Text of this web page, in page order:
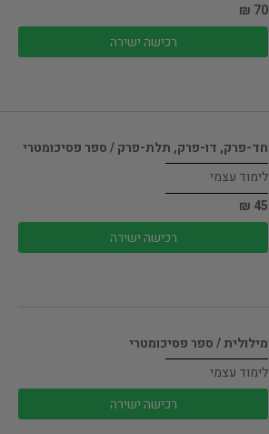
70 ₪
רכישה ישירה
חד-פרק, דו-פרק, תלת-פרק / ספר פסיכומטרי
לימוד עצמי
45 ₪
רכישה ישירה
מילולית / ספר פסיכומטרי
לימוד עצמי
רכישה ישירה